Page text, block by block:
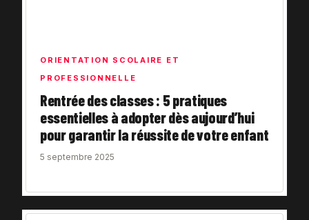
ORIENTATION SCOLAIRE ET
PROFESSIONNELLE
Rentrée des classes : 5 pratiques
essentielles à adopter dès aujourd’hui
pour garantir la réussite de votre enfant
5 septembre 2025